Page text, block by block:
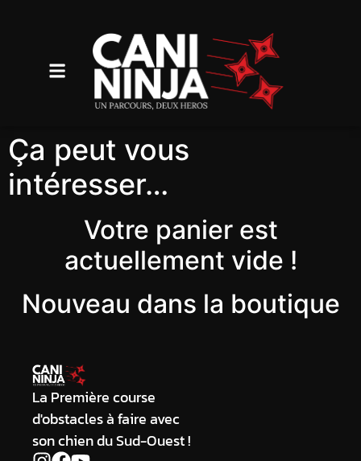
Ça peut vous
intéresser…
Votre panier est
actuellement vide !
Nouveau dans la boutique
La Première course
d'obstacles à faire avec
son chien du Sud-Ouest !